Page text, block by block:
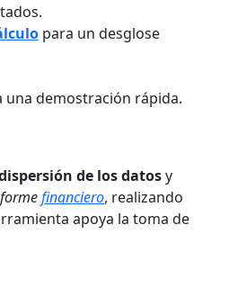
para un desglose
una demostración rápida.
de los datosy
financiero, realizando
apoya la toma de